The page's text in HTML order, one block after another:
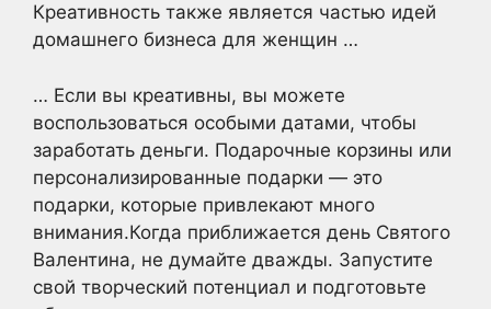
Креативность также является частью идей
домашнего бизнеса для женщин …
… Если вы креативны, вы можете
воспользоваться особыми датами, чтобы
заработать деньги. Подарочные корзины или
персонализированные подарки — это
подарки, которые привлекают много
внимания.Когда приближается день Святого
Валентина, не думайте дважды. Запустите
свой творческий потенциал и подготовьте